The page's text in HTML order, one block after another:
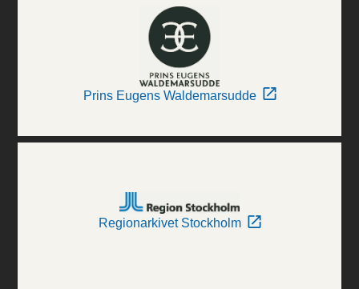
Prins Eugens Waldemarsudde
Regionarkivet Stockholm